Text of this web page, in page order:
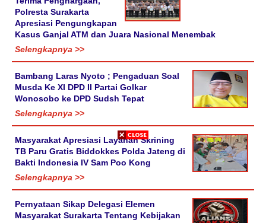
Polresta Surakarta
Apresiasi Pengungkapan
Kasus Ganjal ATM dan Juara Nasional Menembak
Selengkapnya >>
Bambang Laras Nyoto ; Pengaduan Soal
Musda Ke XI DPD II Partai Golkar
Wonosobo ke DPD Sudsh Tepat
Selengkapnya >>
Masyarakat Apresiasi Layanan Skrining
TB Paru Gratis Biddokkes Polda Jateng di
Bakti Indonesia IV Sam Poo Kong
Selengkapnya >>
Pernyataan Sikap Delegasi Elemen
Masyarakat Surakarta Tentang Kebijakan